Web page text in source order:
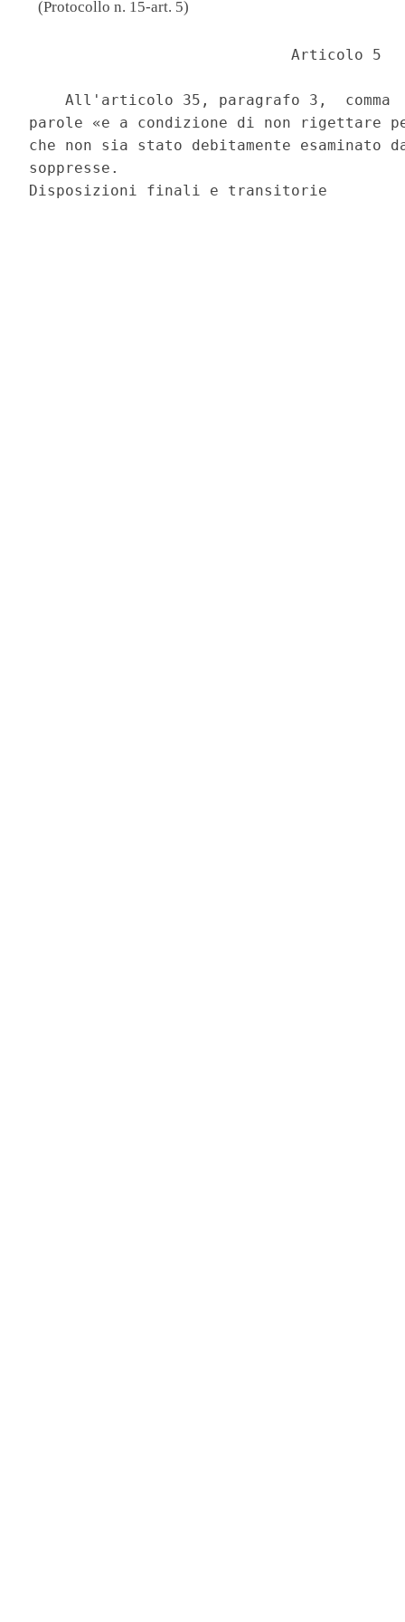
(Protocollo n. 15-art. 5)
                             Articolo 5
All'articolo 35, paragrafo 3,  comma
parole «e a condizione di non rigettare
che non sia stato debitamente esaminato
soppresse.